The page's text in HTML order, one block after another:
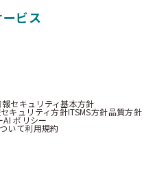
ビス
報セキュリティ基本方針
キュリティ方針ITSMS方針品質方針
AI ポリシー
いて利用規約